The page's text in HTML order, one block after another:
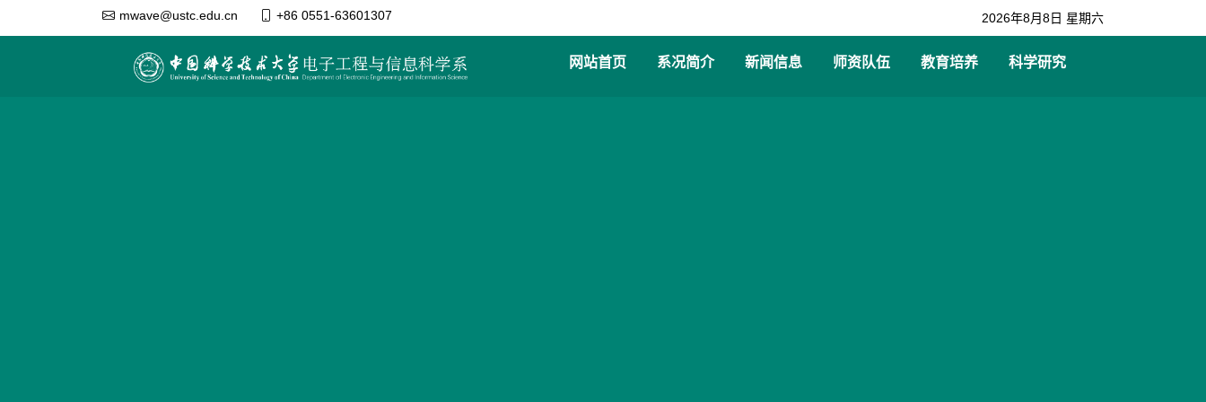
mwave@ustc.edu.cn +86 0551-63601307 2026年8月8日 星期六
网站首页 系况简介 新闻信息 师资队伍 教育培养 科学研究